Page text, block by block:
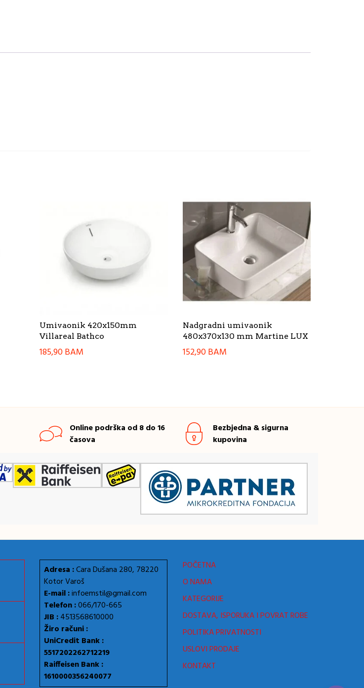
Umivaonik 420x150mm
Villareal Bathco
185,90BAM
Nadgradni umivaonik
480x370x130 mm Martine LUX
152,90BAM
Online podrška od 8 do 16
časova
Bezbjedna & sigurna
kupovina
Adresa :Cara Dušana 280, 78220
Kotor Varoš
E-mail :infoemstil@gmail.com
Telefon :066/170-665
JIB :4513568610000
Žiro računi :
UniCredit Bank :
5517202262712219
Raiffeisen Bank :
1610000356240077
POČETNA
O NAMA
KATEGORIJE
DOSTAVA, ISPORUKA I POVRAT ROBE
POLITIKA PRIVATNOSTI
USLOVI PRODAJE
KONTAKT